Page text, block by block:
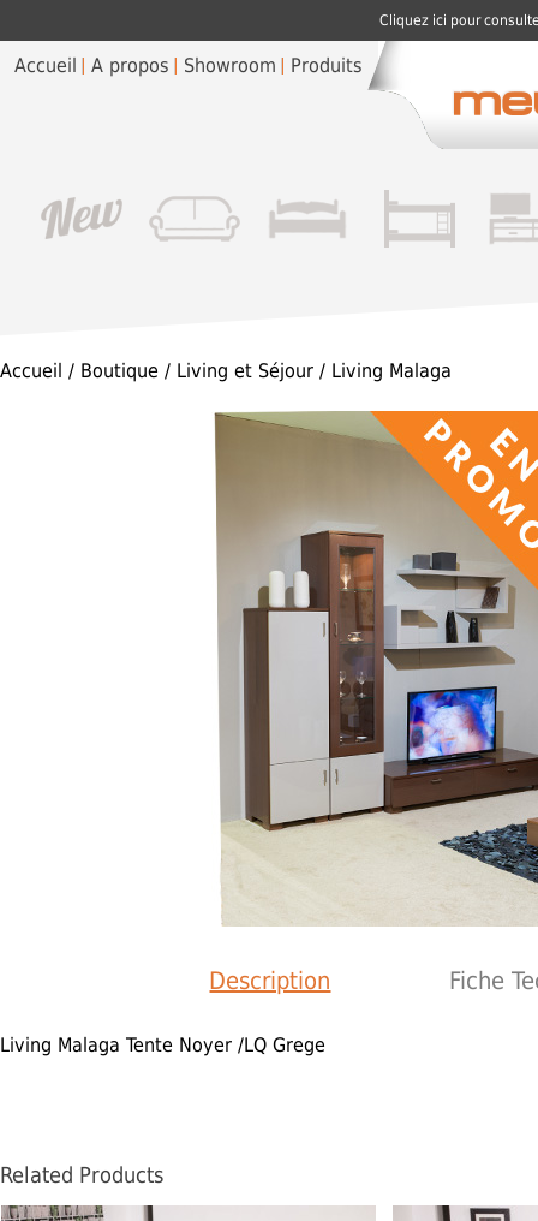
Cliquez ici pour
Accueil A propos Showroom Produits
Accueil / Boutique / Living et Séjour / Living Malaga
Description Fiche
Living Malaga Tente Noyer /LQ Grege
Related Products